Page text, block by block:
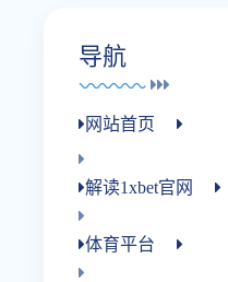
导航
网站首页
解读1xbet官网
体育平台